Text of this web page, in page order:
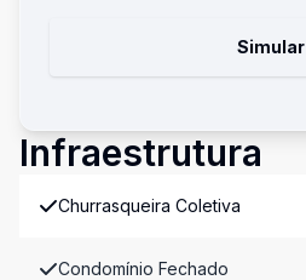
Simular
Infraestrutura
Churrasqueira Coletiva
Condomínio Fechado